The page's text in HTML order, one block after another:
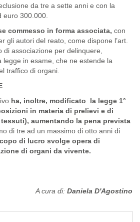
da tre a sette anni e con la
euro 300.000.
commesso in forma associata, con
gli autori del reato, come dispone l’art.
associazione per delinquere,
legge in esame, che ne estende la
traffico di organi.
ha, inoltre, modificato la legge 1°
in materia di prelievi e di
aumentando la pena prevista
di tre ad un massimo di otto anni di
di lucro svolge opera di
di organi da vivente.
A cura di: Daniela D'Agostino